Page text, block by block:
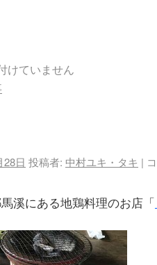
けていません
28日 投稿者: 中村ユキ・タキ |
溪にある地鶏料理のお店「